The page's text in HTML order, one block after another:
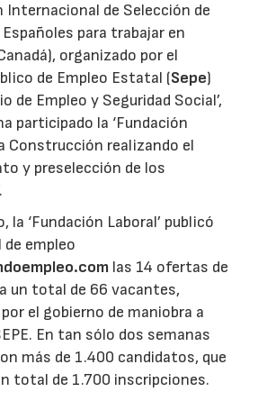
Internacional de Selección de
para trabajar en
organizado por el
de Empleo Estatal (Sepe)
de Empleo y Seguridad Social’,
participado la ‘Fundación
Construcción realizando el
y preselección de los
la ‘Fundación Laboral’ publicó
empleo
las 14 ofertas de
un total de 66 vacantes,
el gobierno de maniobra a
En tan sólo dos semanas
más de 1.400 candidatos, que
total de 1.700 inscripciones.